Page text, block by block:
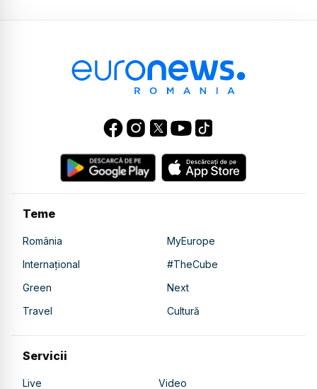
Teme
România
MyEurope
Internațional
#TheCube
Green
Next
Travel
Cultură
Servicii
Live Video